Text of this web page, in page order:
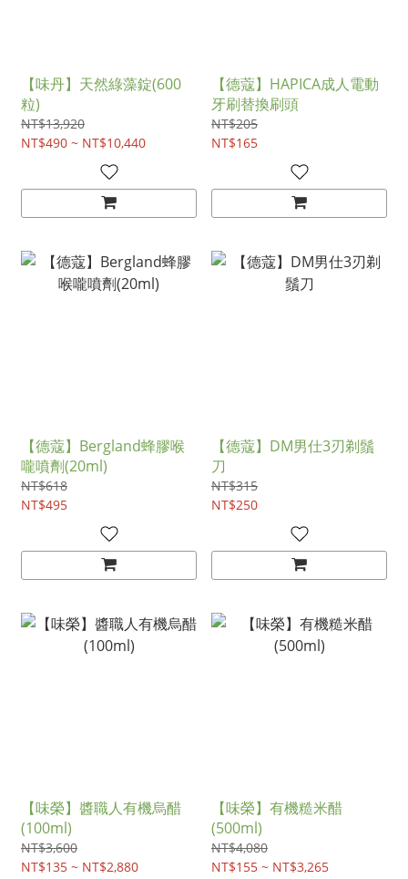
【味丹】天然綠藻錠(600
粒)
NT$13,920
NT$490 ~ NT$10,440
【德蔻】HAPICA成人電動
牙刷替換刷頭
NT$205
NT$165
【德蔻】Bergland蜂膠喉
嚨噴劑(20ml)
NT$618
NT$495
【德蔻】DM男仕3刃剃鬚
刀
NT$315
NT$250
【味榮】醬職人有機烏醋
(100ml)
NT$3,600
NT$135 ~ NT$2,880
【味榮】有機糙米醋
(500ml)
NT$4,080
NT$155 ~ NT$3,265